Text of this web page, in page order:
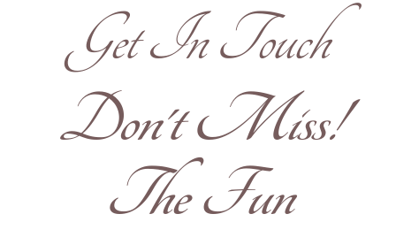
Get In Touch
!Don't Miss
The Fun